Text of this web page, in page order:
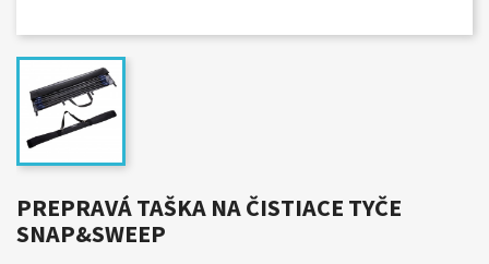
PREPRAVÁ TAŠKA NA ČISTIACE TYČE
SNAP&SWEEP